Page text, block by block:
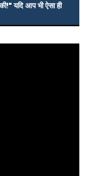
यदि आप भी ऐसा ही